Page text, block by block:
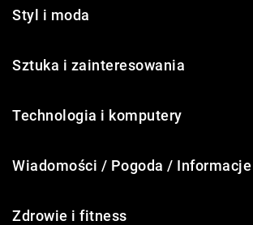
Styl i moda
Sztuka i zainteresowania
Technologia i komputery
Wiadomości / Pogoda / Informacje
Zdrowie i fitness